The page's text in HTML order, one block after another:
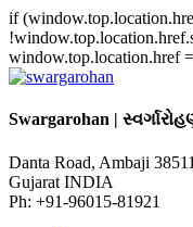
if
window.top.location.href
Swargarohan |
Danta Road, Ambaji
Gujarat INDIA
Ph: +91-96015-81921